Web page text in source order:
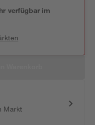
verfügbar im
Markt